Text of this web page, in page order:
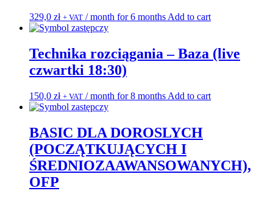
329,0 zł + VAT / month for 6 monthsAdd to cart
Technika rozciągania – Baza (live
czwartki 18:30)
150,0 zł + VAT / month for 8 months Add to cart
BASIC DLA DOROSLYCH
(POCZĄTKUJĄCYCH I
ŚREDNIOZAAWANSOWANYCH),
OFP